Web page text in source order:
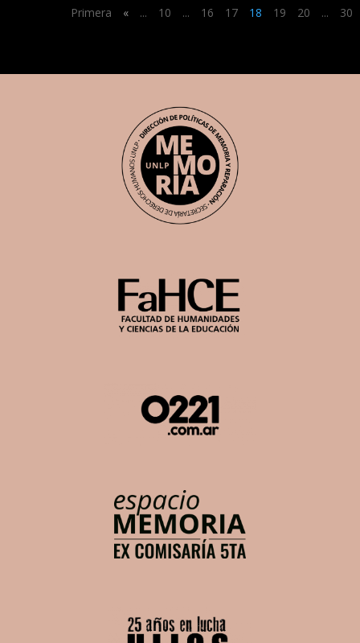
Primera « ... 10 ... 16 17 18 19 20 ... 30